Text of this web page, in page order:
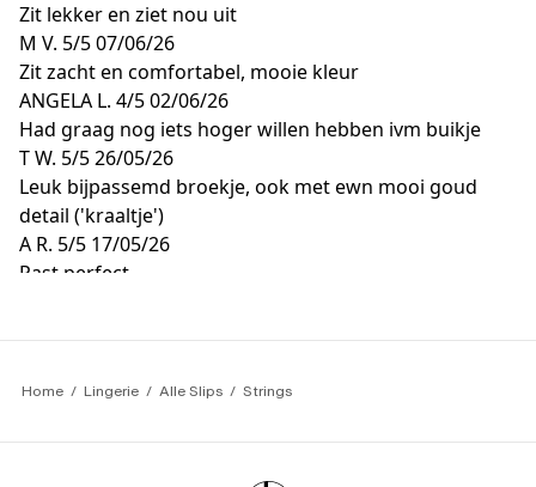
Zit lekker en ziet nou uit
M V. 5/507/06/26
Zit zacht en comfortabel, mooie kleur
ANGELA L. 4/502/06/26
Had graag nog iets hoger willen hebben ivm buikje
T W. 5/526/05/26
Leuk bijpassemd broekje, ook met ewn mooi goud
detail ('kraaltje')
A R. 5/5 17/05/26
Past perfect
Home Lingerie Alle Slips Strings